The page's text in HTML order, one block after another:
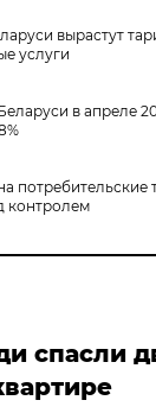
вырастут
услуги
в апреле
потребительские
контролем
спасли